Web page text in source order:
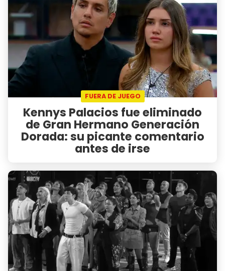
FUERA DE JUEGO
Kennys Palacios fue eliminado
de Gran Hermano Generación
Dorada: su picante comentario
antes de irse